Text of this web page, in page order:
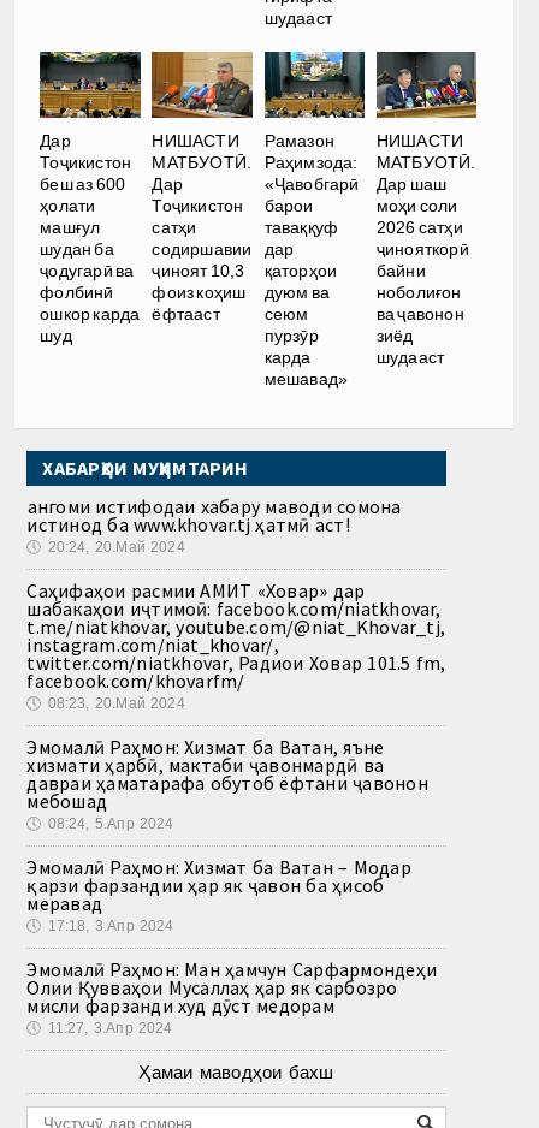
шудааст
Дар
Тоҷикистон
беш аз 600
ҳолати
машғул
шудан ба
ҷодугарӣ ва
фолбинӣ
ошкор карда
шуд
НИШАСТИ
МАТБУОТӢ.
Дар
Тоҷикистон
сатҳи
содиршавии
ҷиноят 10,3
фоиз коҳиш
ёфтааст
Рамазон
Раҳимзода:
«Ҷавобгарӣ
барои
таваққуф
дар
қаторҳои
дуюм ва
сеюм
пурзӯр
карда
мешавад»
НИШАСТИ
МАТБУОТӢ.
Дар шаш
моҳи соли
2026 сатҳи
ҷинояткорӣ
байни
ноболиғон
ва ҷавонон
зиёд
шудааст
ХАБАРҲОИ МУҲИМТАРИН
Ҳангоми истифодаи хабару маводи сомона
истинод ба www.khovar.tj ҳатмӣ аст!
🕔 20:24, 20.Май 2024
Саҳифаҳои расмии АМИТ «Ховар» дар
шабакаҳои иҷтимоӣ: facebook.com/niatkhovar,
t.me/niatkhovar, youtube.com/@niat_Khovar_tj,
instagram.com/niat_khovar/,
twitter.com/niatkhovar, Радиои Ховар 101.5 fm,
facebook.com/khovarfm/
🕔 08:23, 20.Май 2024
Эмомалӣ Раҳмон: Хизмат ба Ватан, яъне
хизмати ҳарбӣ, мактаби ҷавонмардӣ ва
давраи ҳаматарафа обутоб ёфтани ҷавонон
мебошад
🕔 08:24, 5.Апр 2024
Эмомалӣ Раҳмон: Хизмат ба Ватан – Модар
қарзи фарзандии ҳар як ҷавон ба ҳисоб
меравад
🕔 17:18, 3.Апр 2024
Эмомалӣ Раҳмон: Ман ҳамчун Сарфармондеҳи
Олии Қувваҳои Мусаллаҳ ҳар як сарбозро
мисли фарзанди худ дӯст медорам
🕔 11:27, 3.Апр 2024
Ҳамаи маводҳои бахш